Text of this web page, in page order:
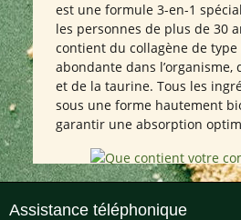
est une formule 3-en-1
les personnes de plus de 30
contient du collagène de
abondante dans l’organisme,
et de la taurine. Tous les
sous une forme hautement
garantir une absorption
Assistance téléphonique